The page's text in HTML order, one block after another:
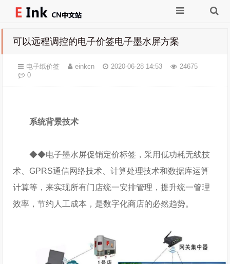
可以远程调控的电子价签电子墨水屏方案
电子纸价签 einkcn 2020-06-28 14:53
24675
0
系统背景技术
◆◆电子墨水屏促销定价标签，采用低功耗无线技
术、GPRS通信网络技术、计算处理技术和数据库运算
计算等，来实现所有门店统一安排管理，提升统一管理
效率，节约人工成本，是数字化商店的必然趋势。